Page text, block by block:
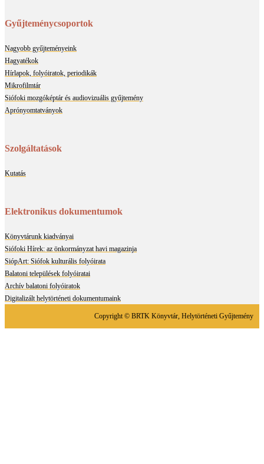
Gyűjteménycsoportok
Nagyobb gyűjteményeink
Hagyatékok
Hírlapok, folyóiratok, periodikák
Mikrofilmtár
Siófoki mozgóképtár és audiovizuális gyűjtemény
Aprónyomtatványok
Szolgáltatások
Kutatás
Elektronikus dokumentumok
Könyvtárunk kiadványai
Siófoki Hírek: az önkormányzat havi magazinja
SiópArt: Siófok kulturális folyóirata
Balatoni települések folyóiratai
Archív balatoni folyóiratok
Digitalizált helytörténeti dokumentumaink
Copyright © BRTK Könyvtár, Helytörténeti Gyűjtemény